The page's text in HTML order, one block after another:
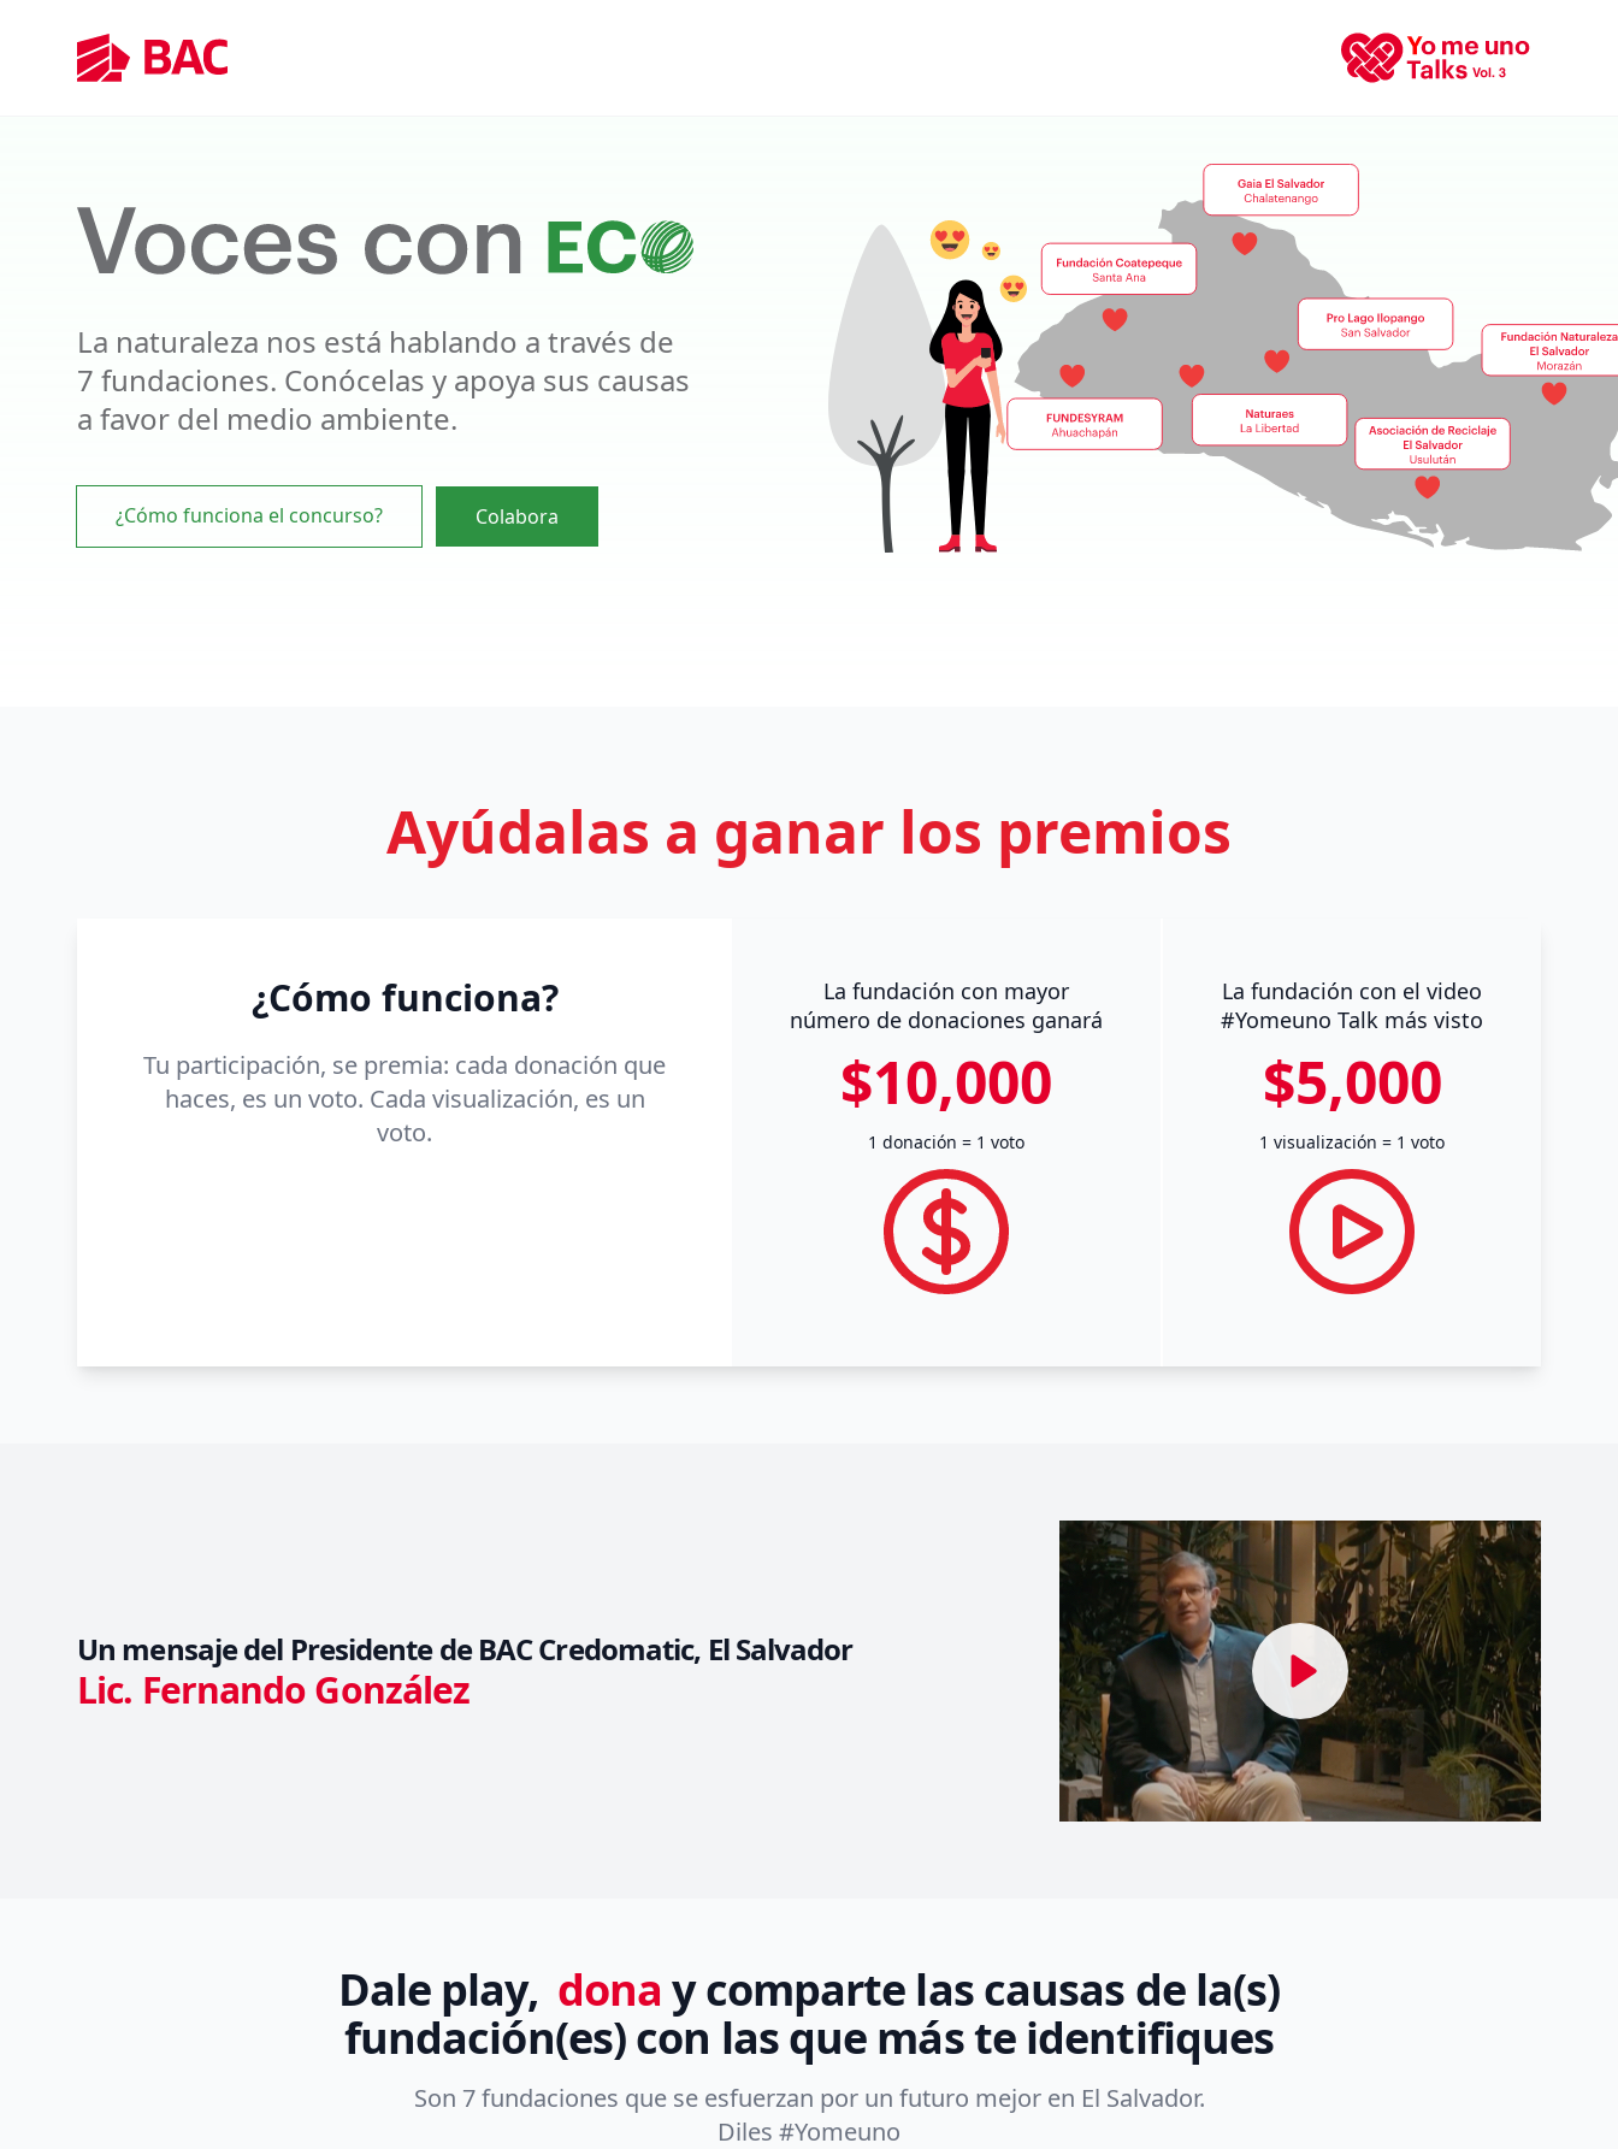
La naturaleza nos está hablando a través de
7 fundaciones. Conócelas y apoya sus causas
a favor del medio ambiente.
¿Cómo funciona el concurso? Colabora
Ayúdalas a ganar los premios
¿Cómo funciona?
Tu participación, se premia: cada donación que
haces, es un voto. Cada visualización, es un
voto.
La fundación con mayor
número de donaciones ganará
$10,000
1 donación = 1 voto
La fundación con el video
#Yomeuno Talk más visto
$5,000
1 visualización = 1 voto
Un mensaje del Presidente de BAC Credomatic, El Salvador
Lic. Fernando González
Dale play, dona y comparte las causas de la(s)
fundación(es) con las que más te identifiques
Son 7 fundaciones que se esfuerzan por un futuro mejor en El Salvador.
Diles #Yomeuno